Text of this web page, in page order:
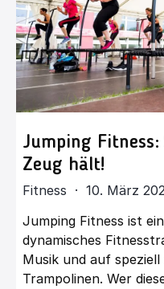
Jumping
Zeug hält!
Fitness · 10. März
Jumping Fitness ist
dynamisches
Musik und auf
Trampolinen. Wer